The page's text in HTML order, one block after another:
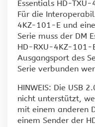
Essentials HD-TXU-
Für die
4KZ-101-E und
Serie muss der DM
HD-RXU-4KZ-101-
Ausgangsport des
Serie verbunden
HINWEIS: Die USB
nicht unterstützt,
mit einem anderen
einem Sender der